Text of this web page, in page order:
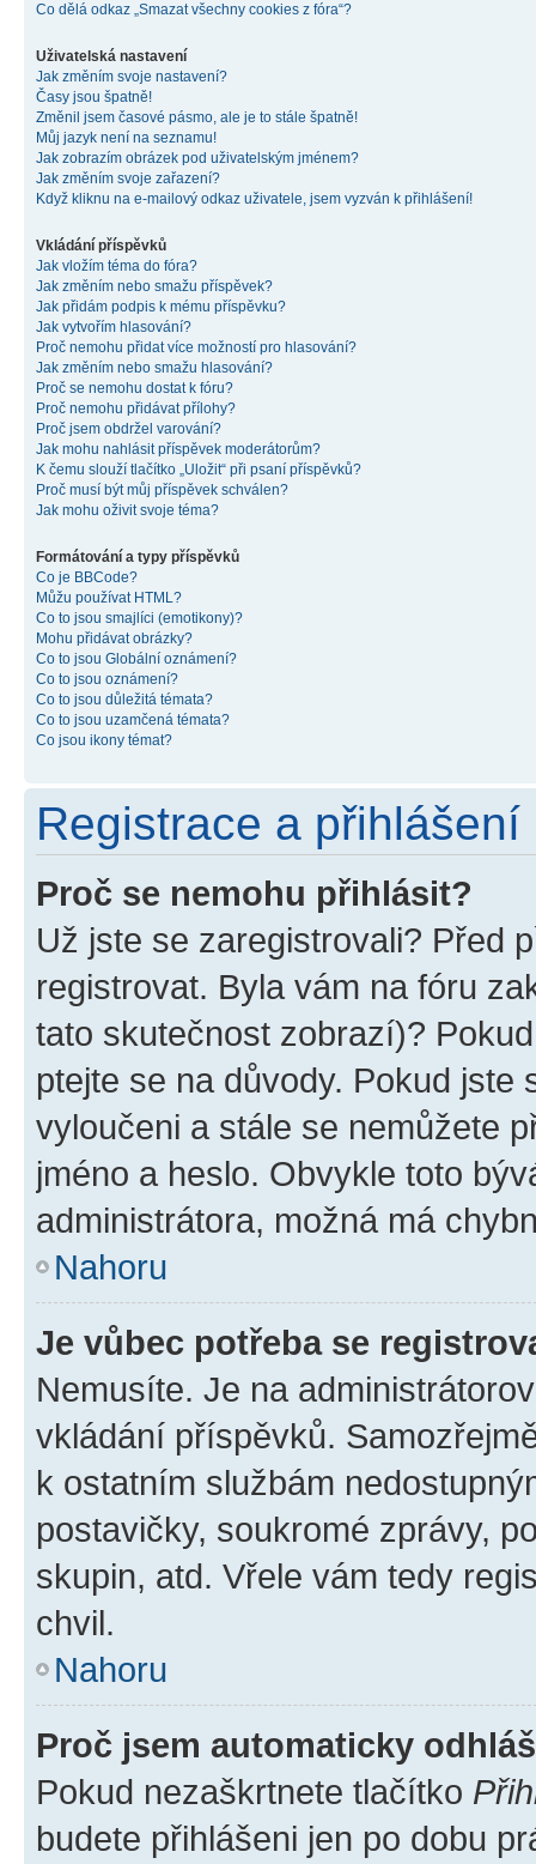
Co dělá odkaz „Smazat všechny cookies z fóra“?
Uživatelská nastavení
Jak změním svoje nastavení?
Časy jsou špatně!
Změnil jsem časové pásmo, ale je to stále špatně!
Můj jazyk není na seznamu!
Jak zobrazím obrázek pod uživatelským jménem?
Jak změním svoje zařazení?
Když kliknu na e-mailový odkaz uživatele, jsem vyzván k přihlášení!
Vkládání příspěvků
Jak vložím téma do fóra?
Jak změním nebo smažu příspěvek?
Jak přidám podpis k mému příspěvku?
Jak vytvořím hlasování?
Proč nemohu přidat více možností pro hlasování?
Jak změním nebo smažu hlasování?
Proč se nemohu dostat k fóru?
Proč nemohu přidávat přílohy?
Proč jsem obdržel varování?
Jak mohu nahlásit příspěvek moderátorům?
K čemu slouží tlačítko „Uložit“ při psaní příspěvků?
Proč musí být můj příspěvek schválen?
Jak mohu oživit svoje téma?
Formátování a typy příspěvků
Co je BBCode?
Můžu používat HTML?
Co to jsou smajlíci (emotikony)?
Mohu přidávat obrázky?
Co to jsou Globální oznámení?
Co to jsou oznámení?
Co to jsou důležitá témata?
Co to jsou uzamčená témata?
Co jsou ikony témat?
Registrace a přihlášení
Proč se nemohu přihlásit?
Už jste se zaregistrovali? Před
registrovat. Byla vám na fóru
tato skutečnost zobrazí)?
ptejte se na důvody. Pokud jste
vyloučeni a stále se nemůžete
jméno a heslo. Obvykle toto
administrátora, možná má
Nahoru
Je vůbec potřeba se
Nemusíte. Je na
vkládání příspěvků.
k ostatním službám
postavičky, soukromé zprávy,
skupin, atd. Vřele vám tedy
chvil.
Nahoru
Proč jsem automaticky
Pokud nezaškrtnete tlačítko
budete přihlášeni jen po dobu